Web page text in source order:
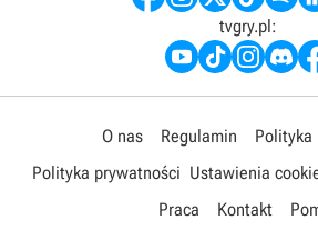
tvgry.pl:
O nas Regulamin
Polityka
Polityka prywatności Ustawienia
Praca
Kontakt